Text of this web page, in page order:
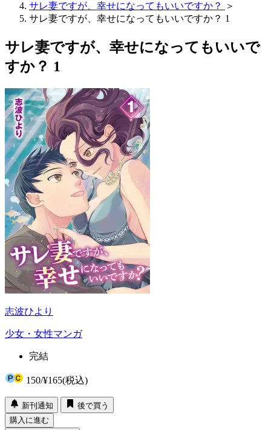
サレ妻ですが、幸せになってもいいですか？
＞
サレ妻ですが、幸せになってもいいですか？ 1
サレ妻ですが、幸せになってもいいで
すか？ 1
志波ひより
少女・女性マンガ
完結
150/¥165(税込)
新刊通知
後で買う
購入に進む